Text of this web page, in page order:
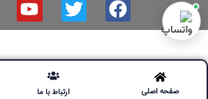
صفحه اصلی ارتباط با ما